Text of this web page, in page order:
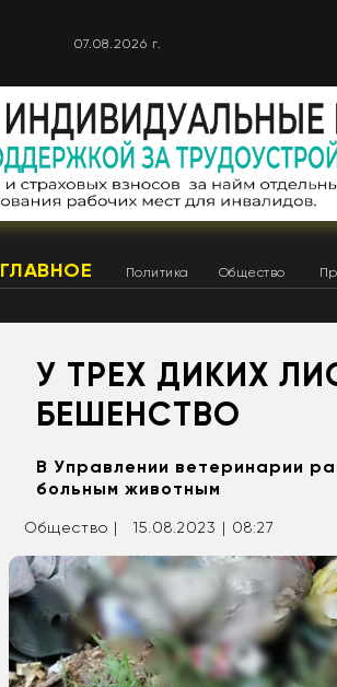
07.08.2026 г.
ГЛАВНОЕ Политика Общество
У ТРЕХ ДИКИХ
БЕШЕНСТВО
В Управлении ветеринарии
больным животным
Общество | 15.08.2023 | 08:27